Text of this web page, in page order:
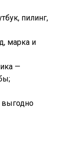
пилинг,
марка и
—